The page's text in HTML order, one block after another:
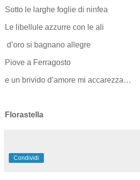
Sotto le larghe foglie di ninfea
Le libellule azzurre con le ali
d’oro si bagnano allegre
Piove a Ferragosto
e un brivido d’amore mi accarezza…
Florastella
Condividi